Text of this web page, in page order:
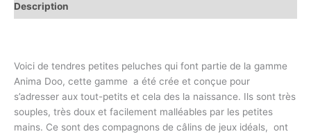
Description
Voici de tendres petites peluches qui font partie de la gamme
Anima Doo, cette gamme a été crée et conçue pour
s’adresser aux tout-petits et cela des la naissance. Ils sont très
souples, très doux et facilement malléables par les petites
mains. Ce sont des compagnons de câlins de jeux idéals, ont